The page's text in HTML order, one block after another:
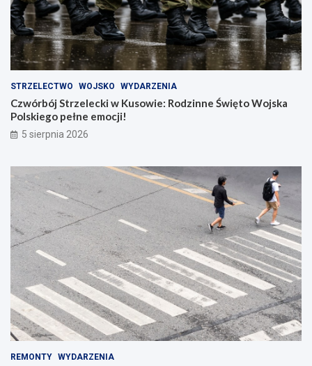
STRZELECTWO WOJSKO WYDARZENIA
Czwórbój Strzelecki w Kusowie: Rodzinne Święto Wojska
Polskiego pełne emocji!
5 sierpnia 2026
REMONTY WYDARZENIA